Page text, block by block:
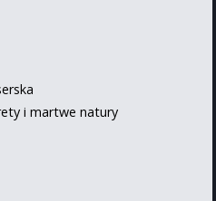
i martwe natury